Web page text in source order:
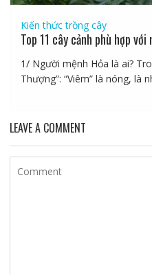
Kiến thức trồng cây
Top 11 cây cảnh phù hợp
1/ Người mệnh Hỏa là ai?
Thượng”: “Viêm” là nóng, là
LEAVE A COMMENT